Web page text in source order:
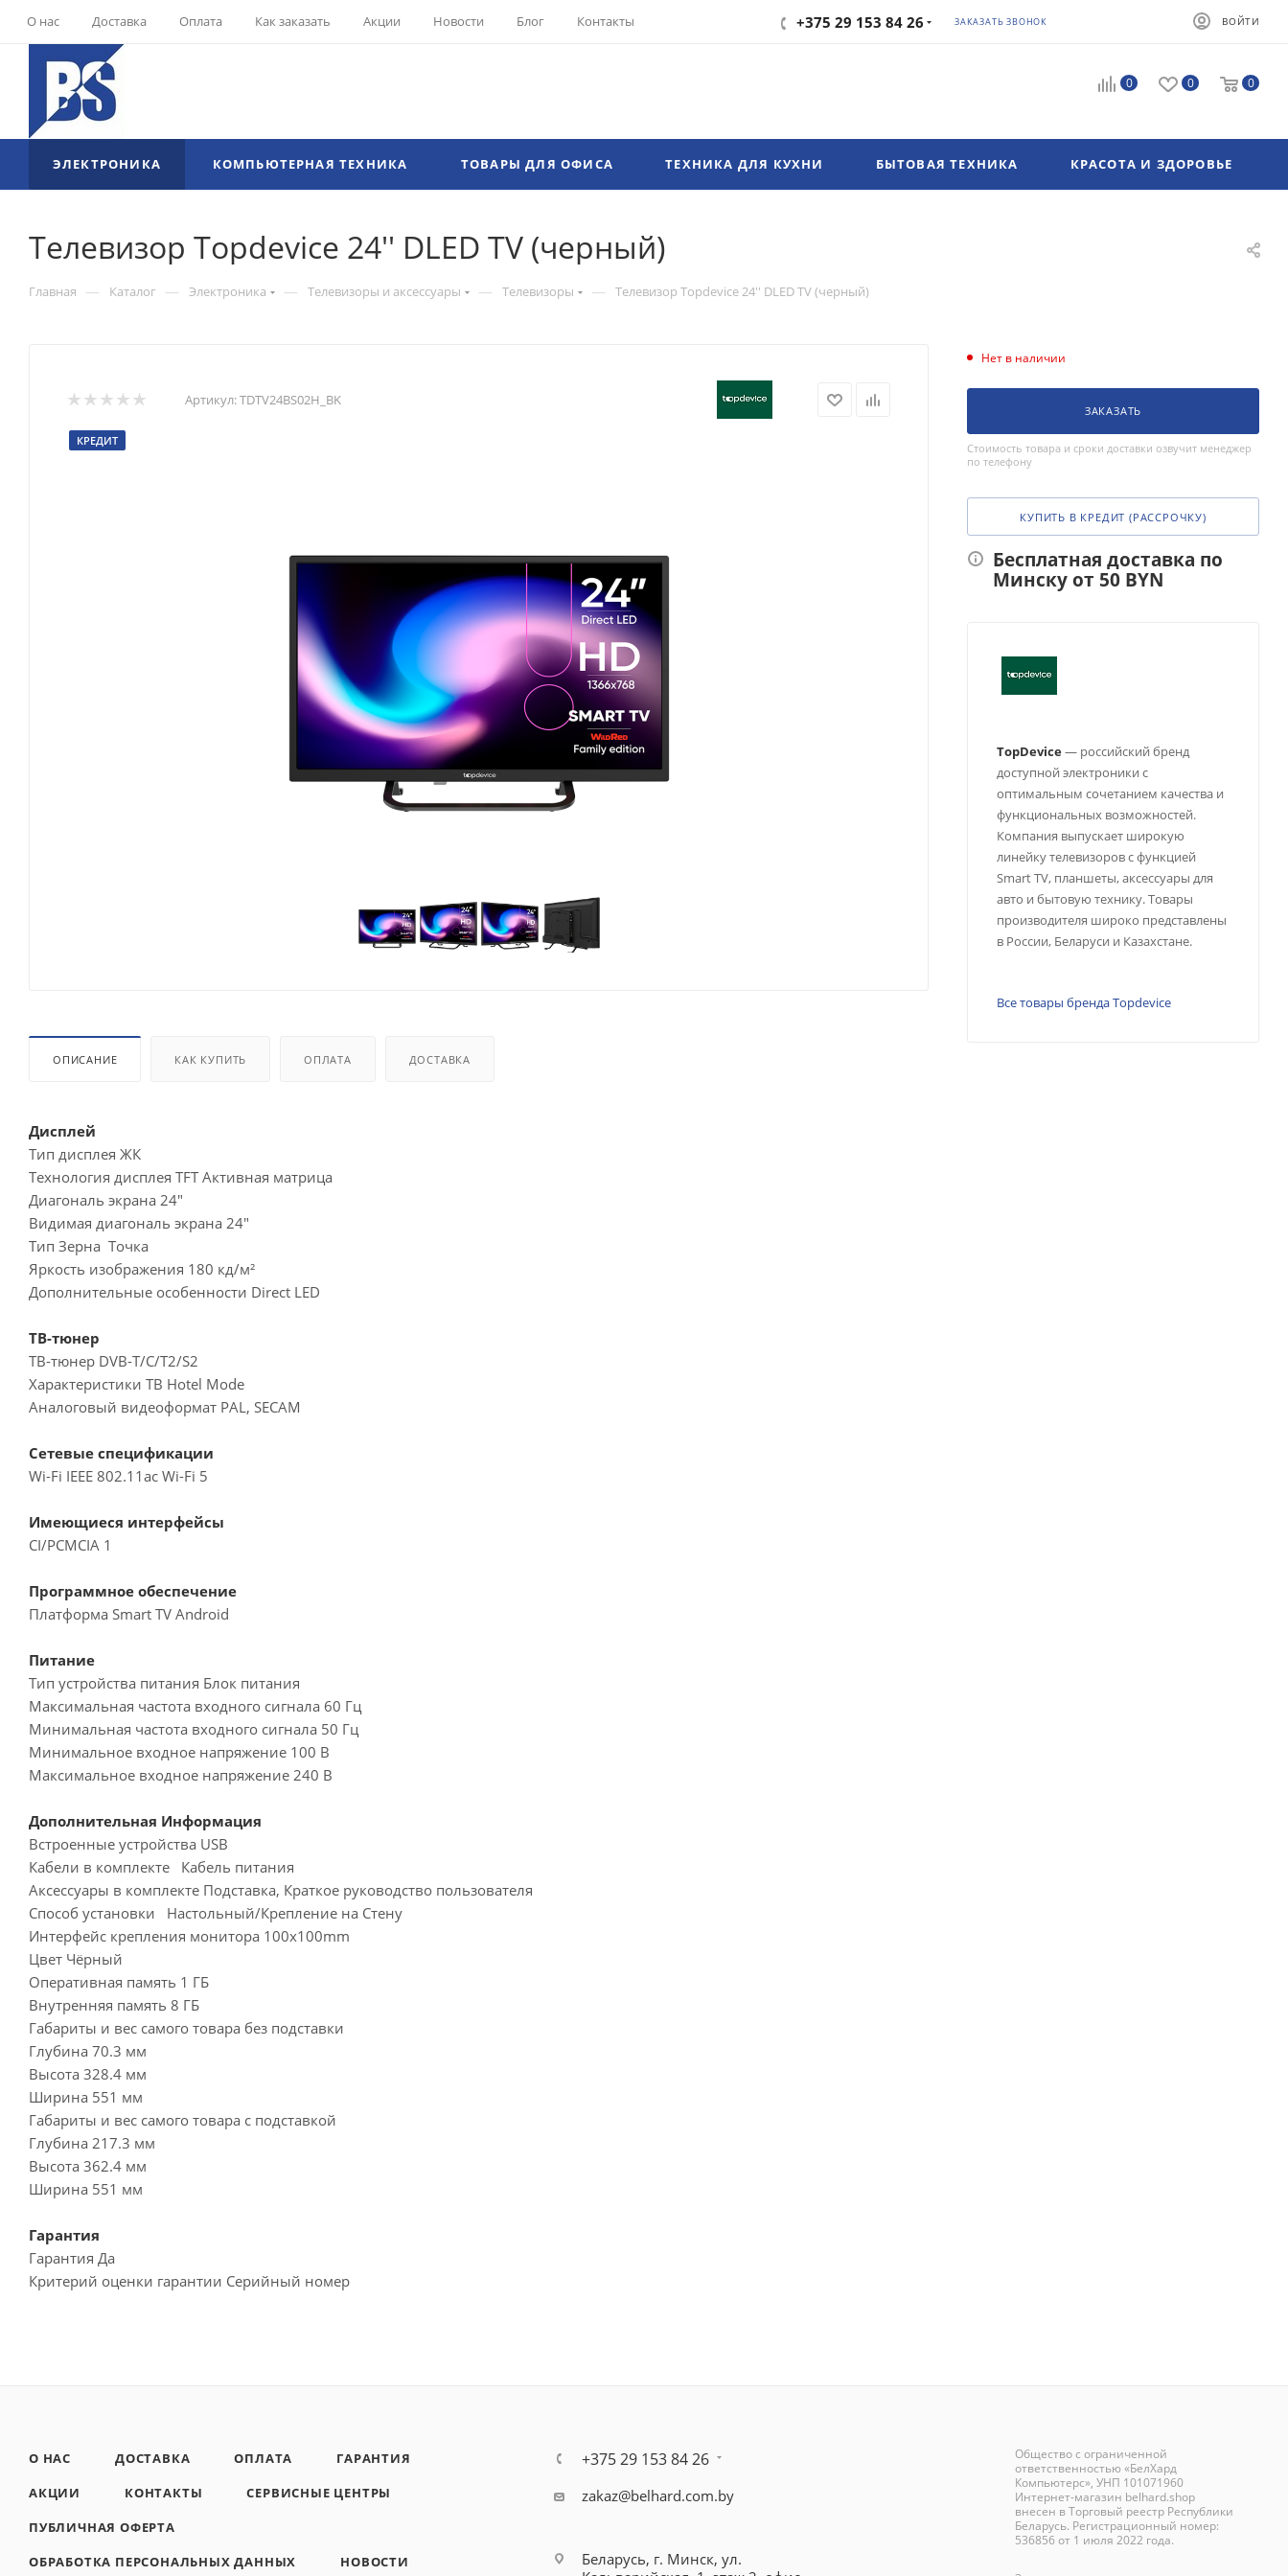
О нас Доставка Оплата Как заказать Акции Новости Блог Контакты +375 29 153 84 26 ЗАКАЗАТЬ ЗВОНОК ВОЙТИ
0 0 0
ЭЛЕКТРОНИКА КОМПЬЮТЕРНАЯ ТЕХНИКА ТОВАРЫ ДЛЯ ОФИСА ТЕХНИКА ДЛЯ КУХНИ БЫТОВАЯ ТЕХНИКА КРАСОТА И ЗДОРОВЬЕ
Телевизор Topdevice 24'' DLED TV (черный)
Главная — Каталог — Электроника — Телевизоры и аксессуары — Телевизоры — Телевизор Topdevice 24'' DLED TV (черный)
Артикул:TDTV24BS02H_BK
КРЕДИТ
ОПИСАНИЕ КАК КУПИТЬ ОПЛАТА ДОСТАВКА
Дисплей
Тип дисплея ЖК
Технология дисплея TFT Активная матрица
Диагональ экрана 24"
Видимая диагональ экрана 24"
Тип Зерна Точка
Яркость изображения 180 кд/м²
Дополнительные особенности Direct LED
ТВ-тюнер
ТВ-тюнер DVB-T/C/T2/S2
Характеристики ТВ Hotel Mode
Аналоговый видеоформат PAL, SECAM
Cетевые спецификации
Wi-Fi IEEE 802.11ac Wi-Fi 5
Имеющиеся интерфейсы
CI/PCMCIA 1
Программное обеспечение
Платформа Smart TV Android
Питание
Тип устройства питания Блок питания
Максимальная частота входного сигнала 60 Гц
Минимальная частота входного сигнала 50 Гц
Минимальное входное напряжение 100 В
Максимальное входное напряжение 240 В
Дополнительная Информация
Встроенные устройства USB
Кабели в комплекте Кабель питания
Аксессуары в комплекте Подставка, Краткое руководство пользователя
Способ установки Настольный/Крепление на Стену
Интерфейс крепления монитора 100x100mm
Цвет Чёрный
Оперативная память 1 ГБ
Внутренняя память 8 ГБ
Габариты и вес самого товара без подставки
Глубина 70.3 мм
Высота 328.4 мм
Ширина 551 мм
Габариты и вес самого товара с подставкой
Глубина 217.3 мм
Высота 362.4 мм
Ширина 551 мм
Гарантия
Гарантия Да
Критерий оценки гарантии Серийный номер
Нет в наличии
ЗАКАЗАТЬ
Стоимость товара и сроки доставки озвучит менеджер
по телефону
КУПИТЬ В КРЕДИТ (РАССРОЧКУ)
Бесплатная доставка по
Минску от 50 BYN
TopDevice— российский бренд
доступной электроники с
оптимальным сочетанием качества и
функциональных возможностей.
Компания выпускает широкую
линейку телевизоров с функцией
Smart TV, планшеты, аксессуары для
авто и бытовую технику. Товары
производителя широко представлены
в России, Беларуси и Казахстане.
Все товары бренда Topdevice
О НАС ДОСТАВКА ОПЛАТА
ГАРАНТИЯ
АКЦИИ
КОНТАКТЫ
СЕРВИСНЫЕ ЦЕНТРЫ
ПУБЛИЧНАЯ ОФЕРТА
ОБРАБОТКА ПЕРСОНАЛЬНЫХ ДАННЫХ
НОВОСТИ
+375 29 153 84 26
zakaz@belhard.com.by
Беларусь, г. Минск, ул.
Общество с ограниченной
ответственностью «БелХард
Компьютерс», УНП 101071960
Интернет-магазин belhard.shop
внесен в Торговый реестр Республики
Беларусь. Регистрационный номер:
536856 от 1 июля 2022 года.